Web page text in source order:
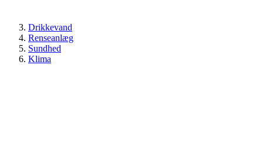
Drikkevand
Renseanlæg
Sundhed
Klima